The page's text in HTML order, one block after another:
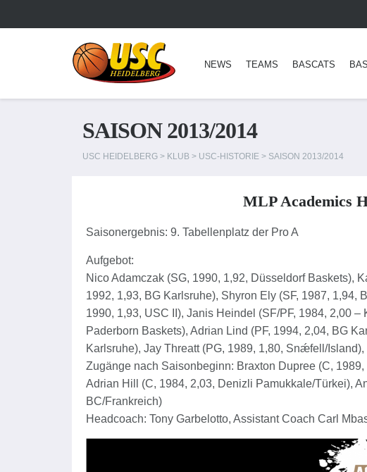
NEWS TEAMS BASCATS
SAISON 2013/2014
USC HEIDELBERG > KLUB > USC-HISTORIE > SAISON 2013/2014
MLP Academics
Saisonergebnis: 9. Tabellenplatz der Pro A
Aufgebot:
Nico Adamczak (SG, 1990, 1,92, Düsseldorf Baskets),
1992, 1,93, BG Karlsruhe), Shyron Ely (SF, 1987, 1,94,
1990, 1,93, USC II), Janis Heindel (SF/PF, 1984, 2,00 –
Paderborn Baskets), Adrian Lind (PF, 1994, 2,04, BG
Karlsruhe), Jay Threatt (PG, 1989, 1,80, Snǽfell/
Zugänge nach Saisonbeginn: Braxton Dupree (C,
Adrian Hill (C, 1984, 2,03, Denizli Pamukkale/Türkei),
BC/Frankreich)
Headcoach: Tony Garbelotto, Assistant Coach Carl